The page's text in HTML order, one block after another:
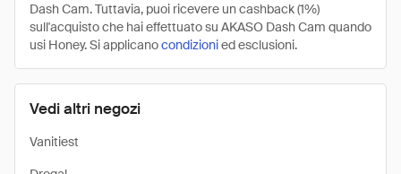
Vedi altri negozi
Vanitiest
Dash Cam. Tuttavia, puoi ricevere un cashback (1%)
sull'acquisto che hai effettuato su AKASO Dash Cam quando
usi Honey. Si applicanocondizionied esclusioni.